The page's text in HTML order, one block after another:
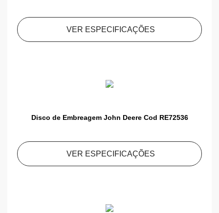
VER ESPECIFICAÇÕES
Disco de Embreagem John Deere Cod RE72536
VER ESPECIFICAÇÕES